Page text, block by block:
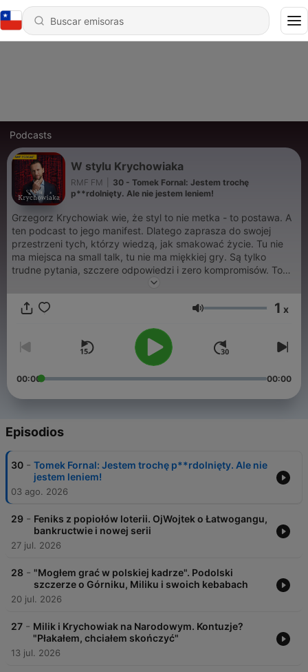
Podcasts
W stylu Krychowiaka
RMF FM
30 - Tomek Fornal: Jestem trochę
p**rdolnięty. Ale nie jestem leniem!
Grzegorz Krychowiak wie, że styl to nie metka - to postawa. A
ten podcast to jego manifest. Dlatego zaprasza do swojej
przestrzeni tych, którzy wiedzą, jak smakować życie. Tu nie
ma miejsca na small talk, tu nie ma miękkiej gry. Są tylko
trudne pytania, szczere odpowiedzi i zero kompromisów. To
nie będą zwykłe wywiady - to będzie podróż przez sport,
po wybieg.
Volumen 1 x
00:00 00:00
Episodios
30 - Tomek Fornal: Jestem trochę p**rdolnięty. Ale nie
jestem leniem!
03 ago. 2026
29 - Feniks z popiołów loterii. OjWojtek o Łatwogangu,
bankructwie i nowej serii
27 jul. 2026
28 - "Mogłem grać w polskiej kadrze". Podolski
szczerze o Górniku, Miliku i swoich kebabach
20 jul. 2026
27 - Milik i Krychowiak na Narodowym. Kontuzje?
"Płakałem, chciałem skończyć"
13 jul. 2026